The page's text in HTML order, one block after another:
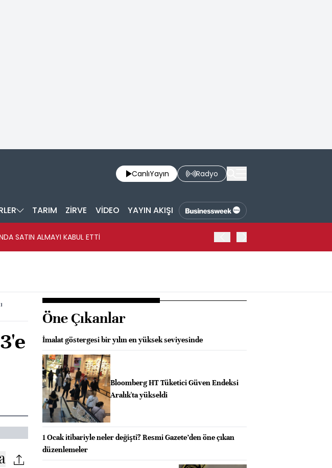
CanlıYayın Radyo
TARIM ZİRVE VİDEO YAYIN AKIŞI
SATIN ALMAYI KABUL ETTİ
Öne Çıkanlar
İmalat göstergesi bir yılın en yüksek seviyesinde
Bloomberg HT Tüketici Güven Endeksi
Aralık'ta yükseldi
1 Ocak itibariyle neler değişti? Resmi Gazete’den öne çıkan
düzenlemeler